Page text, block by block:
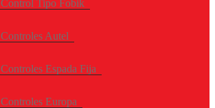
Control Tipo Fobik
Controles Autel
Controles Espada Fija
Controles Europa